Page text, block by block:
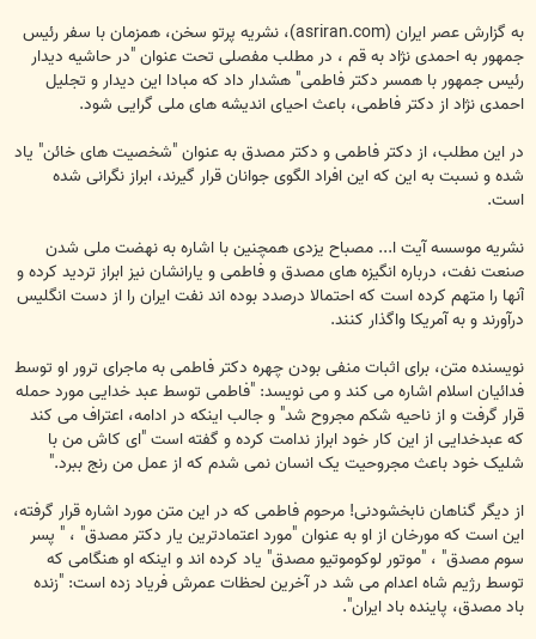
به گزارش عصر ایران (asriran.com)، نشریه پرتو سخن، همزمان با سفر رئیس
جمهور به احمدی نژاد به قم ، در مطلب مفصلی تحت عنوان "در حاشیه دیدار
رئیس جمهور با همسر دکتر فاطمی" هشدار داد که مبادا این دیدار و تجلیل
احمدی نژاد از دکتر فاطمی، باعث احیای اندیشه های ملی گرایی شود.
در این مطلب، از دکتر فاطمی و دکتر مصدق به عنوان "شخصیت های خائن" یاد
شده و نسبت به این که این افراد الگوی جوانان قرار گیرند، ابراز نگرانی شده
است.
نشریه موسسه آیت ا... مصباح یزدی همچنین با اشاره به نهضت ملی شدن
صنعت نفت، درباره انگیزه های مصدق و فاطمی و یارانشان نیز ابراز تردید کرده و
آنها را متهم کرده است که احتمالا درصدد بوده اند نفت ایران را از دست انگلیس
درآورند و به آمریکا واگذار کنند.
نویسنده متن، برای اثبات منفی بودن چهره دکتر فاطمی به ماجرای ترور او توسط
فدائیان اسلام اشاره می کند و می نویسد: "فاطمی توسط عبد خدایی مورد حمله
قرار گرفت و از ناحیه شکم مجروح شد" و جالب اینکه در ادامه، اعتراف می کند
که عبدخدایی از این کار خود ابراز ندامت کرده و گفته است "ای کاش من با
شلیک خود باعث مجروحیت یک انسان نمی شدم که از عمل من رنج ببرد."
از دیگر گناهان نابخشودنی! مرحوم فاطمی که در این متن مورد اشاره قرار گرفته،
این است که مورخان از او به عنوان "مورد اعتمادترین یار دکتر مصدق" ، " پسر
سوم مصدق" ، "موتور لوکوموتیو مصدق" یاد کرده اند و اینکه او هنگامی که
توسط رژیم شاه اعدام می شد در آخرین لحظات عمرش فریاد زده است: "زنده
باد مصدق، پاینده باد ایران".